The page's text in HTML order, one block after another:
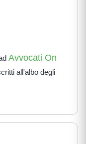
Avvocati On
all'albo degli